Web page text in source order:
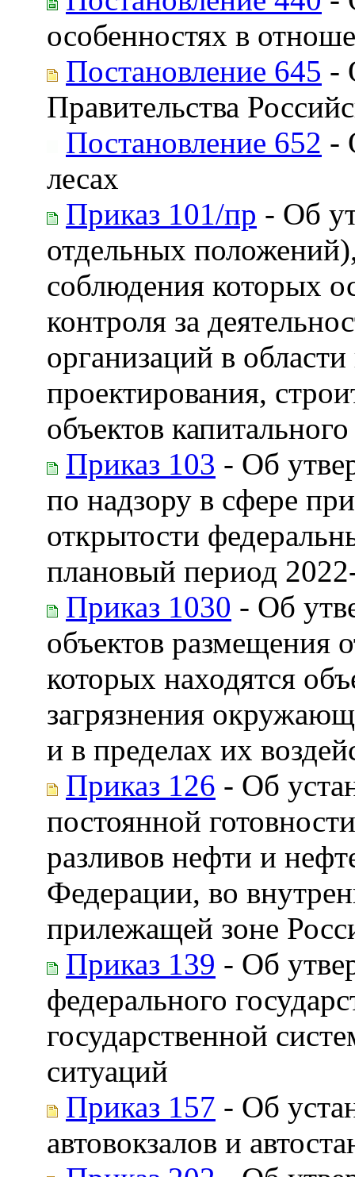
особенностях в
Постановление 645 -
Правительства
Постановление 652 -
лесах
Приказ 101/пр - Об
отдельных
соблюдения которых
контроля за
организаций в
проектирования,
объектов
Приказ 103 - Об
по надзору в сфере
открытости
плановый период
Приказ 1030 - Об
объектов размещения
которых находятся
загрязнения
и в пределах их
Приказ 126 - Об
постоянной
разливов нефти и
Федерации, во
прилежащей зоне
Приказ 139 - Об
федерального
государственной
ситуаций
Приказ 157 - Об
автовокзалов и